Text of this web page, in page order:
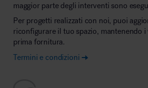
maggior parte degli interventi sono
Per progetti realizzati con noi, puoi
riconfigurare il tuo spazio, mantenendo i
prima fornitura.
Termini e condizioni